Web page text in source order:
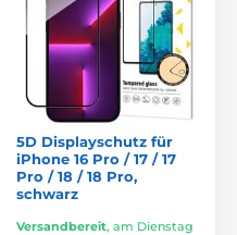
5D Displayschutz für
iPhone 16 Pro / 17 / 17
Pro / 18 / 18 Pro,
schwarz
Versandbereit, am Dienstag